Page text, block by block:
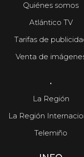
Quiénes somos
Atlántico TV
Tarifas de
Venta de
.
La Región
La Región
Telemiño